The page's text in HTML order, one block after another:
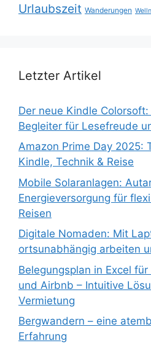
Urlaubszeit Wanderungen
Letzter Artikel
Der neue Kindle
Begleiter für Lesefreude
Amazon Prime Day 2025:
Kindle, Technik & Reise
Mobile Solaranlagen:
Energieversorgung für
Reisen
Digitale Nomaden: Mit
ortsunabhängig arbeiten
Belegungsplan in Excel
und Airbnb – Intuitive
Vermietung
Bergwandern – eine
Erfahrung